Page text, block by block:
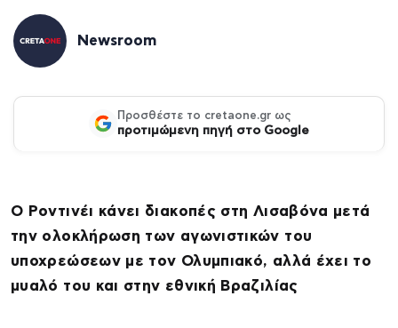
Newsroom
Προσθέστε το cretaone.gr ως
προτιμώμενη πηγή στο Google
Ο Ροντινέι κάνει διακοπές στη Λισαβόνα μετά
την ολοκλήρωση των αγωνιστικών του
υποχρεώσεων με τον Ολυμπιακό, αλλά έχει το
μυαλό του και στην εθνική Βραζιλίας